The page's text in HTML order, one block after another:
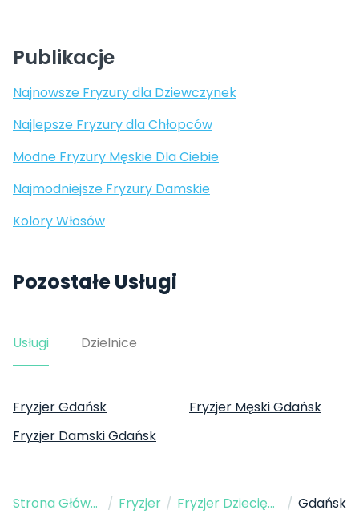
Publikacje
Najnowsze Fryzury dla Dziewczynek
Najlepsze Fryzury dla Chłopców
Modne Fryzury Męskie Dla Ciebie
Najmodniejsze Fryzury Damskie
Kolory Włosów
Pozostałe Usługi
Usługi Dzielnice
Fryzjer Gdańsk
Fryzjer Męski Gdańsk
Fryzjer Damski Gdańsk
Strona Główna / Fryzjer / Fryzjer Dziecięcy / Gdańsk